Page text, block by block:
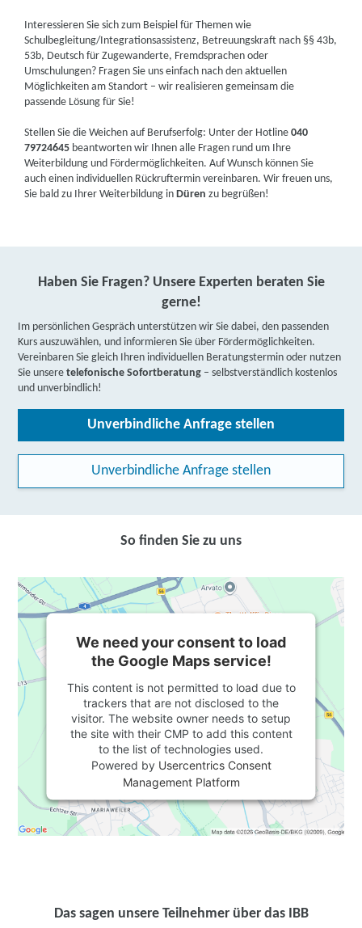
Interessieren Sie sich zum Beispiel für Themen wie
Schulbegleitung/Integrationsassistenz, Betreuungskraft nach §§ 43b,
53b, Deutsch für Zugewanderte, Fremdsprachen oder
Umschulungen? Fragen Sie uns einfach nach den aktuellen
Möglichkeiten am Standort – wir realisieren gemeinsam die
passende Lösung für Sie!
Stellen Sie die Weichen auf Berufserfolg: Unter der Hotline040
79724645 beantworten wir Ihnen alle Fragen rund um Ihre
Weiterbildung und Fördermöglichkeiten. Auf Wunsch können Sie
auch einen individuellen Rückruftermin vereinbaren. Wir freuen uns,
Sie bald zu Ihrer Weiterbildung inDüren zu begrüßen!
Haben Sie Fragen? Unsere Experten beraten Sie
gerne!
Im persönlichen Gespräch unterstützen wir Sie dabei, den passenden
Kurs auszuwählen, und informieren Sie über Fördermöglichkeiten.
Vereinbaren Sie gleich Ihren individuellen Beratungstermin oder nutzen
Sie unseretelefonische Sofortberatung – selbstverständlich kostenlos
und unverbindlich!
Unverbindliche Anfrage stellen
Unverbindliche Anfrage stellen
So finden Sie zu uns
We need your consent to load
the Google Maps service!
This content is not permitted to load due to
trackers that are not disclosed to the
visitor. The website owner needs to setup
the site with their CMP to add this content
to the list of technologies used.
Powered by Usercentrics Consent
Management Platform
Das sagen unsere Teilnehmer über das IBB